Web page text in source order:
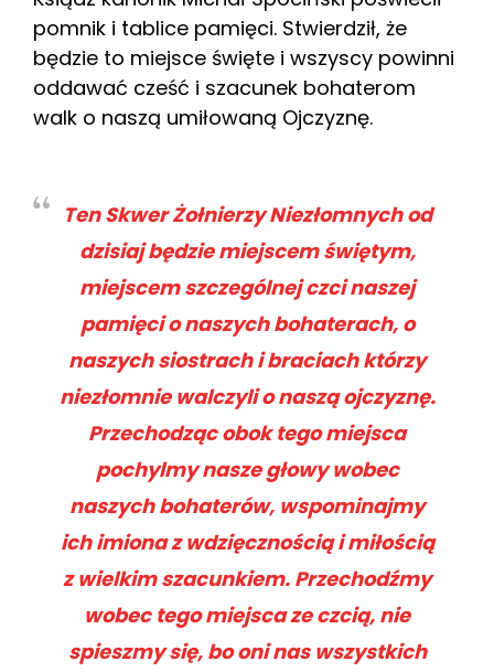
pomnik i tablice pamięci. Stwierdził, że
będzie to miejsce święte i wszyscy powinni
oddawać cześć i szacunek bohaterom
walk o naszą umiłowaną Ojczyznę.
Ten Skwer Żołnierzy Niezłomnych od
dzisiaj będzie miejscem świętym,
miejscem szczególnej czci naszej
pamięci o naszych bohaterach, o
naszych siostrach i braciach którzy
niezłomnie walczyli o naszą ojczyznę.
Przechodząc obok tego miejsca
pochylmy nasze głowy wobec
naszych bohaterów, wspominajmy
ich imiona z wdzięcznością i miłością
z wielkim szacunkiem. Przechodźmy
wobec tego miejsca ze czcią, nie
spieszmy się, bo oni nas wszystkich